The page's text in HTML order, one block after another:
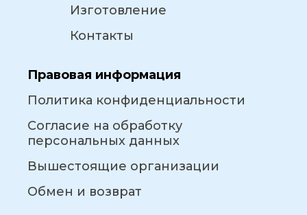
Изготовление
Контакты
Правовая информация
Политика конфиденциальности
Согласие на обработку
персональных данных
Вышестоящие организации
Обмен и возврат